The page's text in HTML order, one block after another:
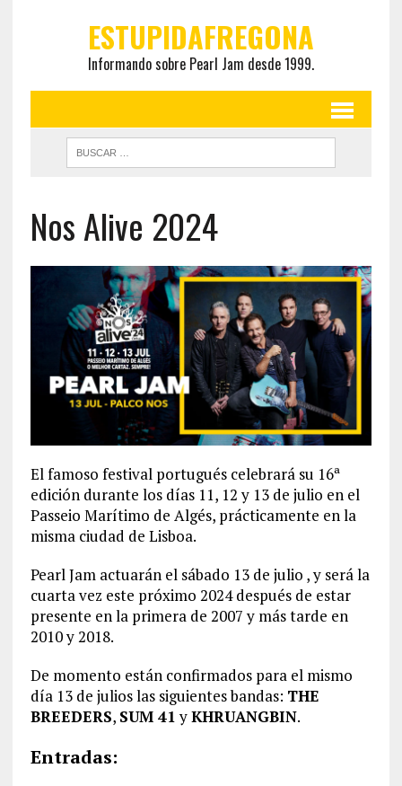
ESTUPIDAFREGONA
Informando sobre Pearl Jam desde 1999.
Nos Alive 2024
El famoso festival portugués celebrará su 16ª
edición durante los días 11, 12 y 13 de julio en el
Passeio Marítimo de Algés, prácticamente en la
misma ciudad de Lisboa.
Pearl Jam actuarán el sábado 13 de julio , y será la
cuarta vez este próximo 2024 después de estar
presente en la primera de 2007 y más tarde en
2010 y 2018.
De momento están confirmados para el mismo
día 13 de julios las siguientes bandas: THE
BREEDERS, SUM 41yKHRUANGBIN.
Entradas: